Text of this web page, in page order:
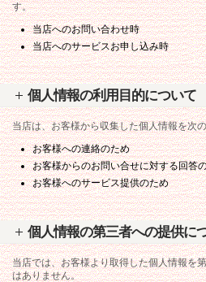
す。
当店へのお問い合わせ時
当店へのサービスお申し込み時
個人情報の利用目的について
当店は、お客様から収集した個人情報を次
お客様への連絡のため
お客様からのお問い合せに対する回答
お客様へのサービス提供のため
個人情報の第三者への提供に
当店では、お客様より取得した個人情報を
はありません。